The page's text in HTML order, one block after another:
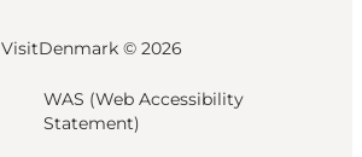
VisitDenmark © 2026
WAS (Web Accessibility
Statement)